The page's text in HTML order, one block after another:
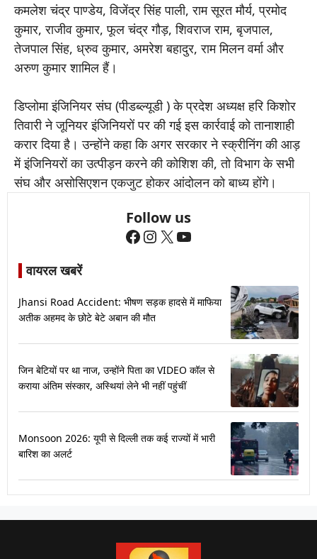
कमलेश चंद्र पाण्डेय, विजेंद्र सिंह पाली, राम सूरत मौर्य, प्रमोद
कुमार, राजीव कुमार, फूल चंद्र गौड़, शिवराज राम, बृजपाल,
तेजपाल सिंह, ध्रुव कुमार, अमरेश बहादुर, राम मिलन वर्मा और
अरुण कुमार शामिल हैं।
डिप्लोमा इंजिनियर संघ (पीडब्ल्यूडी ) के प्रदेश अध्यक्ष हरि किशोर
तिवारी ने जूनियर इंजिनियरों पर की गई इस कार्रवाई को तानाशाही
करार दिया है। उन्होंने कहा कि अगर सरकार ने स्क्रीनिंग की आड़
में इंजिनियरों का उत्पीड़न करने की कोशिश की, तो विभाग के सभी
संघ और असोसिएशन एकजुट होकर आंदोलन को बाध्य होंगे।
Follow us
Facebook
Instagram
X YouTube
वायरल खबरें
Jhansi Road Accident: भीषण सड़क हादसे में माफिया
अतीक अहमद के छोटे बेटे अबान की मौत
जिन बेटियों पर था नाज, उन्होंने पिता का VIDEO कॉल से
कराया अंतिम संस्कार, अस्थियां लेने भी नहीं पहुंचीं
Monsoon 2026: यूपी से दिल्ली तक कई राज्यों में भारी
बारिश का अलर्ट